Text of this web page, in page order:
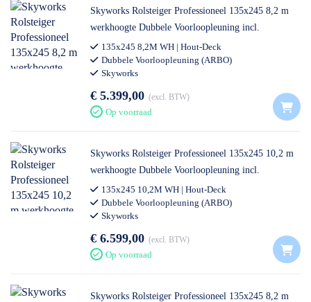
Skyworks Rolsteiger Professioneel 135x245 8,2 m
werkhoogte Dubbele Voorloopleuning incl.
Steigeraanhanger Gesloten
135x245 8,2M WH | Hout-Deck
Dubbele Voorloopleuning (ARBO)
Skyworks
€ 5.399,00 excl. BTW
Op voorraad
Skyworks Rolsteiger Professioneel 135x245 10,2 m
werkhoogte Dubbele Voorloopleuning incl.
Steigeraanhanger DeLuxe
135x245 10,2M WH | Hout-Deck
Dubbele Voorloopleuning (ARBO)
Skyworks
€ 6.599,00 excl. BTW
Op voorraad
Skyworks Rolsteiger Professioneel 135x245 8,2 m